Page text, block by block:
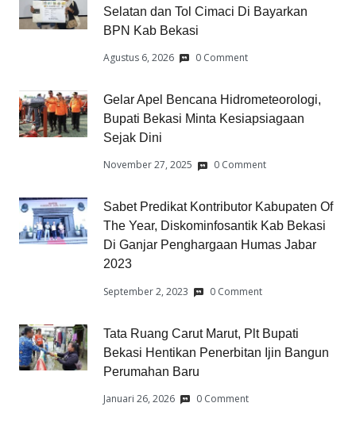
Selatan dan Tol Cimaci Di Bayarkan
BPN Kab Bekasi
Agustus 6, 2026 0 Comment
Gelar Apel Bencana Hidrometeorologi,
Bupati Bekasi Minta Kesiapsiagaan
Sejak Dini
November 27, 2025 0 Comment
Sabet Predikat Kontributor Kabupaten Of
The Year, Diskominfosantik Kab Bekasi
Di Ganjar Penghargaan Humas Jabar
2023
September 2, 2023 0 Comment
Tata Ruang Carut Marut, Plt Bupati
Bekasi Hentikan Penerbitan Ijin Bangun
Perumahan Baru
Januari 26, 2026 0 Comment